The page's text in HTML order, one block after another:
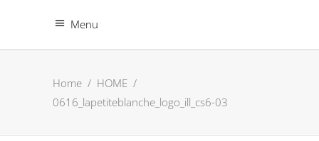
Menu
Home / HOME /
0616_lapetiteblanche_logo_ill_cs6-03